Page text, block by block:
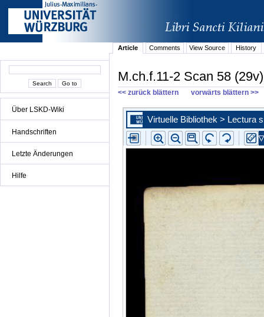
Über LSKD-Wiki
Handschriften
Letzte Änderungen
Hilfe
Article Comments View Source History
M.ch.f.11-2 Scan 58 (29v)
<< zurück blättern vorwärts blättern >>